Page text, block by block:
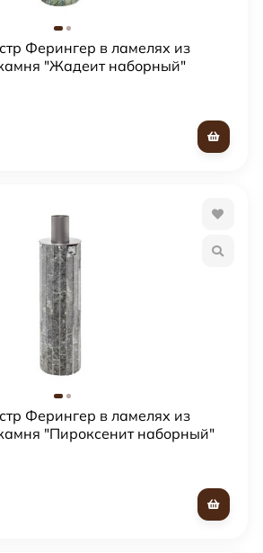
Ферингер в ламелях из
"Жадеит наборный"
Ферингер в ламелях из
"Пироксенит наборный"